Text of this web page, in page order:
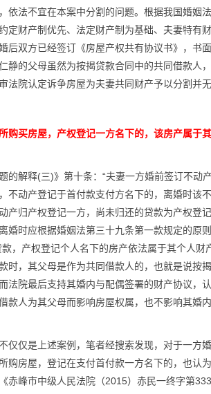
依法不宜在本案中分割的问题。根据我国婚姻
定财产制优先、法定财产制为基础、夫妻特有
后双方已经签订《房屋产权共有协议书》，书
静的父母虽然为按揭贷款合同中的共同借款人
院认定诉争房屋为夫妻共同财产予以分割并无
购买房屋，产权登记一方名下的，该房产属于
的解释(三)》第十条：“夫妻一方婚前签订不动
不动产登记于首付款支付方名下的，离婚时该
产归产权登记一方，尚未归还的贷款为产权登
婚时应根据婚姻法第三十九条第一款规定的原
，产权登记个人名下的房产依法属于其个人财
时，其父母是作为共同借款人的，也就是说按
法院最后支持其婚内与配偶签署的财产协议，
款人为其父母而影响房屋权属，也不影响其婚
仅仅是上述案例，笔者经搜索发现，对于一方
购房屋，登记在支付首付款一方名下的，也认
赤峰市中级人民法院（2015）赤民一终字第